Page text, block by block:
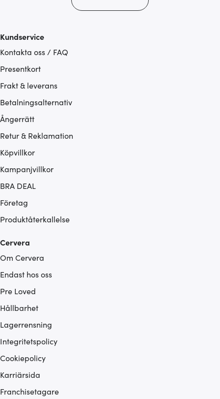
Kundservice
Kontakta oss / FAQ
Presentkort
Frakt & leverans
Betalningsalternativ
Ångerrätt
Retur & Reklamation
Köpvillkor
Kampanjvillkor
BRA DEAL
Företag
Produktåterkallelse
Cervera
Om Cervera
Endast hos oss
Pre Loved
Hållbarhet
Lagerrensning
Integritetspolicy
Cookiepolicy
Karriärsida
Franchisetagare